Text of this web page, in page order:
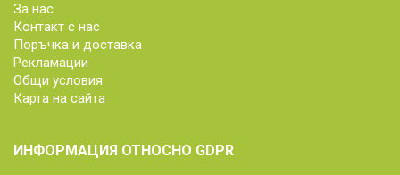
За нас
Контакт с нас
Поръчка и доставка
Рекламации
Общи условия
Карта на сайта
ИНФОРМАЦИЯ ОТНОСНО GDPR